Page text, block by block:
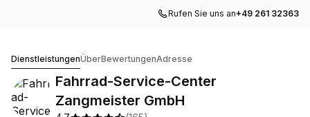
Rufen Sie uns an+49 261 32363
DienstleistungenÜberBewertungenAdresse
Fahrrad-Service-Center
Zangmeister GmbH